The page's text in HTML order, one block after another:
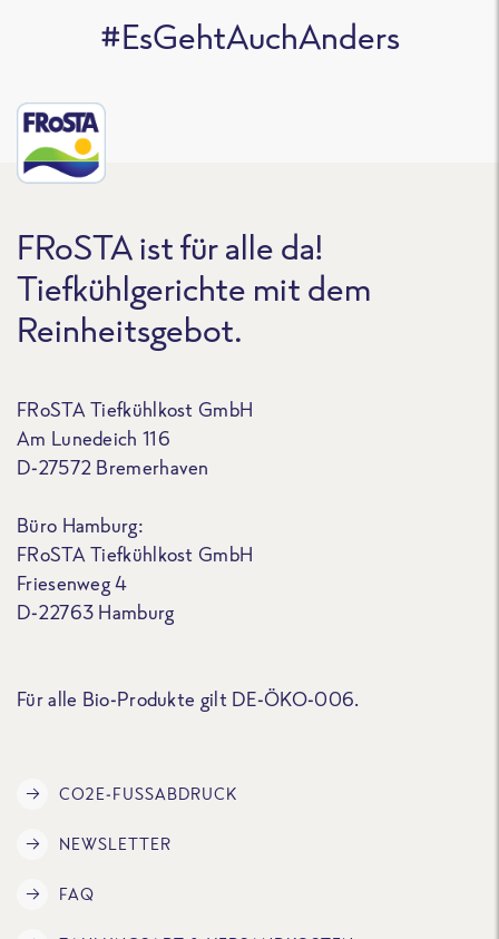
#EsGehtAuchAnders
FRoSTA ist für alle da!
Tiefkühlgerichte mit dem
Reinheitsgebot.
FRoSTA Tiefkühlkost GmbH
Am Lunedeich 116
D-27572 Bremerhaven
Büro Hamburg:
FRoSTA Tiefkühlkost GmbH
Friesenweg 4
D-22763 Hamburg
Für alle Bio-Produkte gilt DE-ÖKO-006.
CO2E-FUSSABDRUCK
NEWSLETTER
FAQ